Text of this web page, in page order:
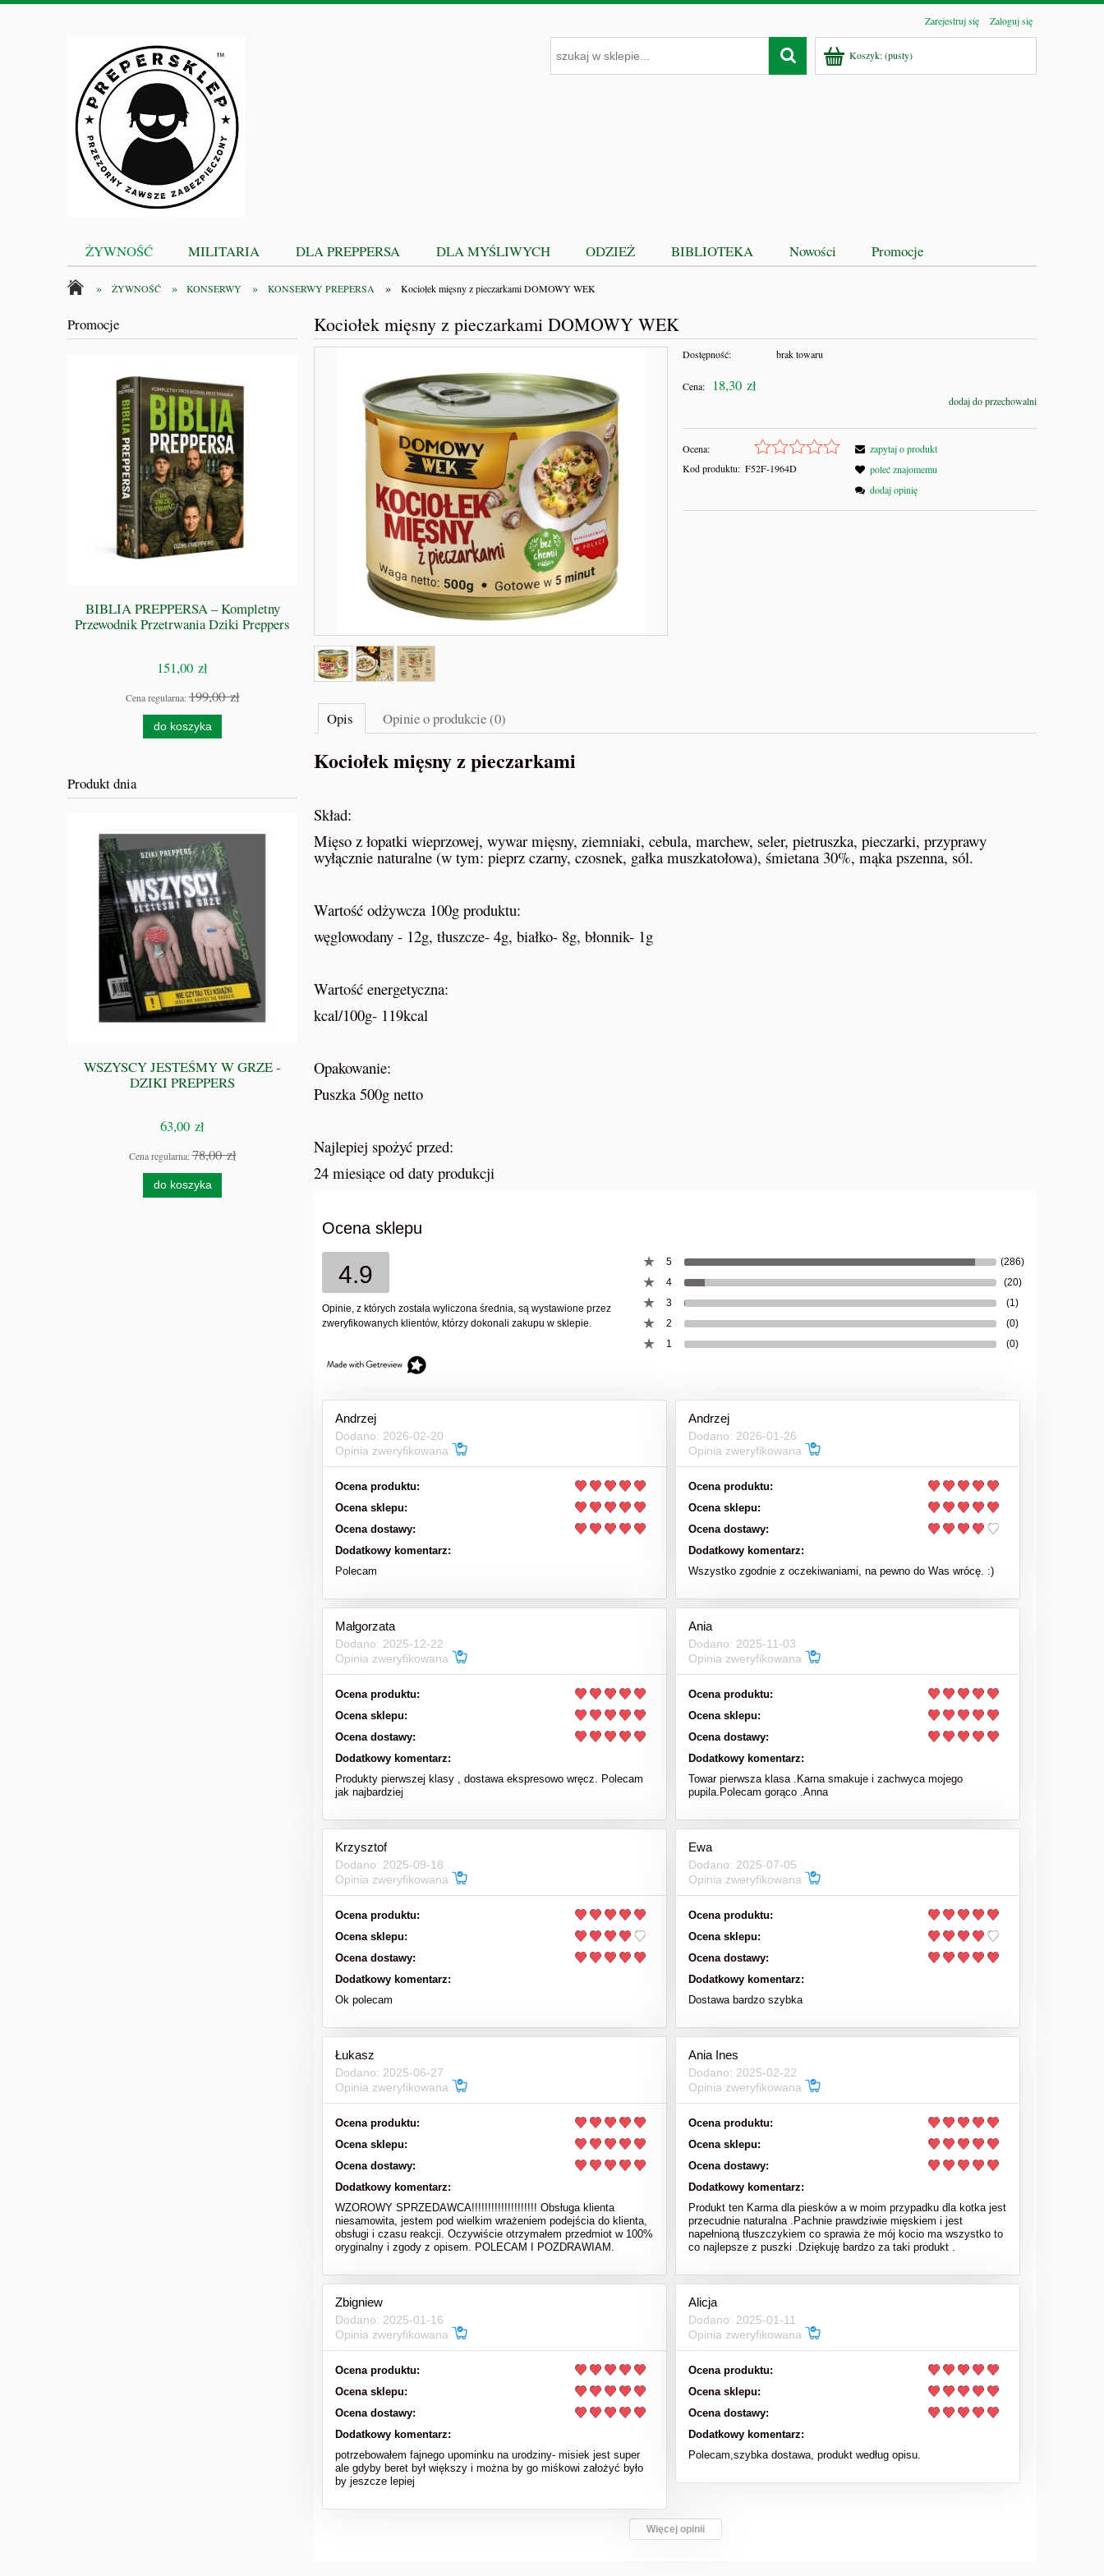
Zarejestruj się Zaloguj się
Koszyk:(pusty)
ŻYWNOŚĆ MILITARIA DLA PREPPERSA DLA MYŚLIWYCH ODZIEŻ BIBLIOTEKA Nowości Promocje
» ŻYWNOŚĆ » KONSERWY » KONSERWY PREPERSA » Kociołek mięsny z pieczarkami DOMOWY WEK
Promocje
BIBLIA PREPPERSA – Kompletny
Przewodnik Przetrwania Dziki Preppers
151,00 zł
Cena regularna:199,00 zł
do koszyka
Produkt dnia
WSZYSCY JESTEŚMY W GRZE -
DZIKI PREPPERS
63,00 zł
Cena regularna:78,00 zł
do koszyka
Zamykarka do puszek wek maszyna
970,00 zł
do koszyka
Kociołek mięsny z pieczarkami DOMOWY WEK
Dostępność: brak towaru
Cena: 18,30 zł
dodaj do przechowalni
Ocena:
Kod produktu: F52F-1964D
zapytaj o produkt
poleć znajomemu
dodaj opinię
Opis Opinie o produkcie (0)
Kociołek mięsny z pieczarkami
Skład:
Mięso z łopatki wieprzowej, wywar mięsny, ziemniaki, cebula, marchew, seler, pietruszka, pieczarki, przyprawy
wyłącznie naturalne (w tym: pieprz czarny, czosnek, gałka muszkatołowa), śmietana 30%, mąka pszenna, sól.
Wartość odżywcza 100g produktu:
węglowodany - 12g, tłuszcze- 4g, białko- 8g, błonnik- 1g
Wartość energetyczna:
kcal/100g- 119kcal
Opakowanie:
Puszka 500g netto
Najlepiej spożyć przed:
24 miesiące od daty produkcji
Ocena sklepu
4.9
Opinie, z których została wyliczona średnia, są wystawione przez
zweryfikowanych klientów, którzy dokonali zakupu w sklepie.
5
(286)
4
(20)
3
(1)
2
(0)
1
(0)
Andrzej
Dodano: 2026-02-20
Opinia zweryfikowana
Ocena produktu:
Ocena sklepu:
Ocena dostawy:
Dodatkowy komentarz:
Polecam
Andrzej
Dodano: 2026-01-26
Opinia zweryfikowana
Ocena produktu:
Ocena sklepu:
Ocena dostawy:
Dodatkowy komentarz:
Wszystko zgodnie z oczekiwaniami, na pewno do Was wrócę. :)
Małgorzata
Dodano: 2025-12-22
Opinia zweryfikowana
Ocena produktu:
Ocena sklepu:
Ocena dostawy:
Dodatkowy komentarz:
Produkty pierwszej klasy , dostawa ekspresowo wręcz. Polecam
jak najbardziej
Ania
Dodano: 2025-11-03
Opinia zweryfikowana
Ocena produktu:
Ocena sklepu:
Ocena dostawy:
Dodatkowy komentarz:
Towar pierwsza klasa .Karna smakuje i zachwyca mojego
pupila.Polecam gorąco .Anna
Krzysztof
Dodano: 2025-09-18
Opinia zweryfikowana
Ocena produktu:
Ocena sklepu:
Ocena dostawy:
Dodatkowy komentarz:
Ok polecam
Ewa
Dodano: 2025-07-05
Opinia zweryfikowana
Ocena produktu:
Ocena sklepu:
Ocena dostawy:
Dodatkowy komentarz:
Dostawa bardzo szybka
Łukasz
Dodano: 2025-06-27
Opinia zweryfikowana
Ocena produktu:
Ocena sklepu:
Ocena dostawy:
Dodatkowy komentarz:
WZOROWY SPRZEDAWCA!!!!!!!!!!!!!!!!!!!! Obsługa klienta
niesamowita, jestem pod wielkim wrażeniem podejścia do klienta,
obsługi i czasu reakcji. Oczywiście otrzymałem przedmiot w 100%
oryginalny i zgody z opisem. POLECAM I POZDRAWIAM.
Ania Ines
Dodano: 2025-02-22
Opinia zweryfikowana
Ocena produktu:
Ocena sklepu:
Ocena dostawy:
Dodatkowy komentarz:
Produkt ten Karma dla piesków a w moim przypadku dla kotka jest
przecudnie naturalna .Pachnie prawdziwie mięskiem i jest
napełnioną tłuszczykiem co sprawia że mój kocio ma wszystko to
co najlepsze z puszki .Dziękuję bardzo za taki produkt .
Zbigniew
Dodano: 2025-01-16
Opinia zweryfikowana
Ocena produktu:
Ocena sklepu:
Ocena dostawy:
Dodatkowy komentarz:
potrzebowałem fajnego upominku na urodziny- misiek jest super
ale gdyby beret był większy i można by go miśkowi założyć było
by jeszcze lepiej
Alicja
Dodano: 2025-01-11
Opinia zweryfikowana
Ocena produktu:
Ocena sklepu:
Ocena dostawy:
Dodatkowy komentarz:
Polecam,szybka dostawa, produkt według opisu.
Więcej opinii